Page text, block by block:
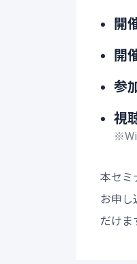
開
開
参
視
本セミ
お申し
だけま